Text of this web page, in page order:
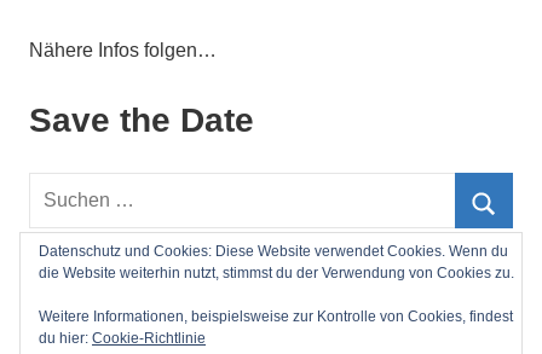
Nähere Infos folgen…
Save the Date
Suchen
Impressum
Datenschutz und Cookies: Diese Website verwendet Cookies. Wenn du
die Website weiterhin nutzt, stimmst du der Verwendung von Cookies zu.
Weitere Informationen, beispielsweise zur Kontrolle von Cookies, findest
du hier: Cookie-Richtlinie